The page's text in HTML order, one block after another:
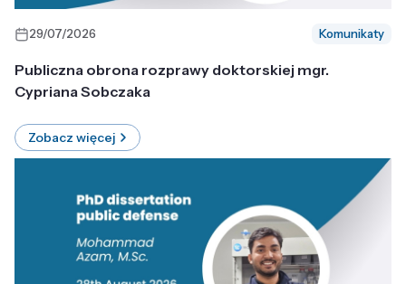
29/07/2026 Komunikaty
Publiczna obrona rozprawy doktorskiej mgr.
Cypriana Sobczaka
Zobacz więcej